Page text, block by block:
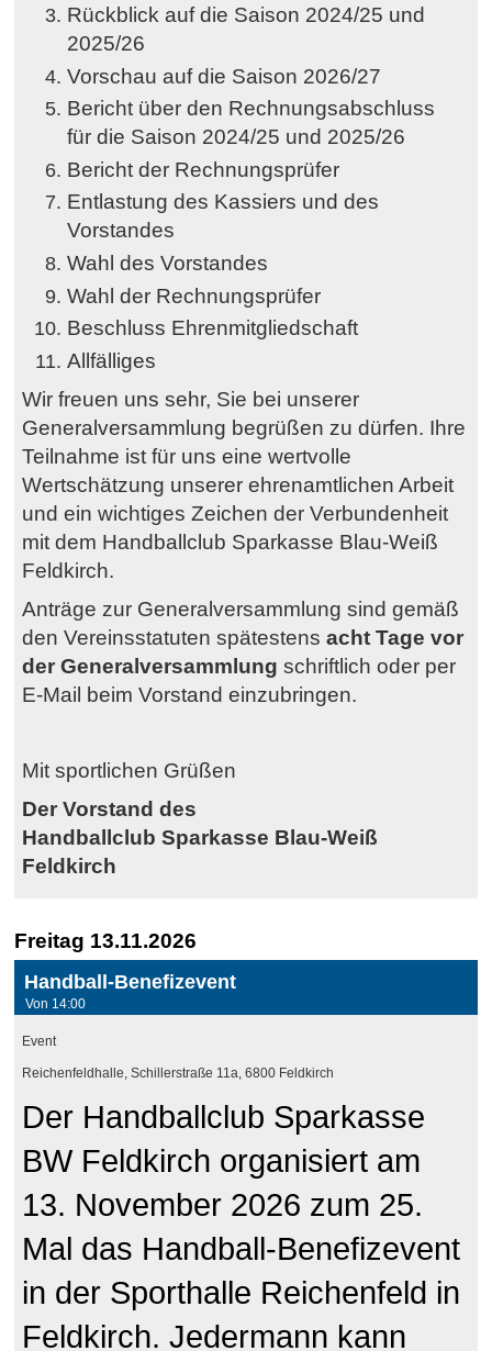
Rückblick auf die Saison 2024/25 und
2025/26
Vorschau auf die Saison 2026/27
Bericht über den Rechnungsabschluss
für die Saison 2024/25 und 2025/26
Bericht der Rechnungsprüfer
Entlastung des Kassiers und des
Vorstandes
Wahl des Vorstandes
Wahl der Rechnungsprüfer
Beschluss Ehrenmitgliedschaft
Allfälliges
Wir freuen uns sehr, Sie bei unserer
Generalversammlung begrüßen zu dürfen. Ihre
Teilnahme ist für uns eine wertvolle
Wertschätzung unserer ehrenamtlichen Arbeit
und ein wichtiges Zeichen der Verbundenheit
mit dem Handballclub Sparkasse Blau-Weiß
Feldkirch.
Anträge zur Generalversammlung sind gemäß
den Vereinsstatuten spätestens acht Tage vor
der Generalversammlung schriftlich oder per
E-Mail beim Vorstand einzubringen.
Mit sportlichen Grüßen
Der Vorstand des
Handballclub Sparkasse Blau-Weiß
Feldkirch
Freitag 13.11.2026
Handball-Benefizevent
Von 14:00
Event
Reichenfeldhalle, Schillerstraße 11a, 6800 Feldkirch
Der Handballclub Sparkasse
BW Feldkirch organisiert am
13. November 2026 zum 25.
Mal das Handball-Benefizevent
in der Sporthalle Reichenfeld in
Feldkirch. Jedermann kann